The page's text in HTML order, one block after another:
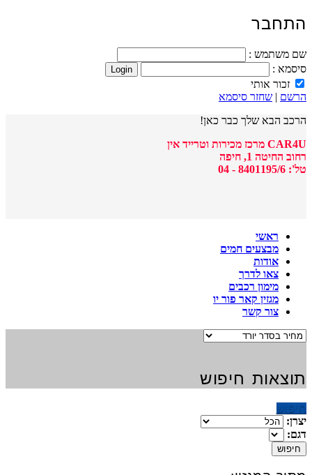
התחבר
שם משתמש :
סיסמא :
זכור אותי
הרשם | שחזר סיסמא
הרכב הבא שלך כבר כאן!
CAR4U מרכז מכירות וטרייד אין
רחוב החיטה 1, חיפה
טל': 8401195/6 - 04
ראשי
מבצעים חמים
אודות
צאו לדרך
מימון רכבים
מגזין קאר פור יו
צור קשר
תוצאות חיפוש
חיפוש
יצרן:
דגם:
חיפוש